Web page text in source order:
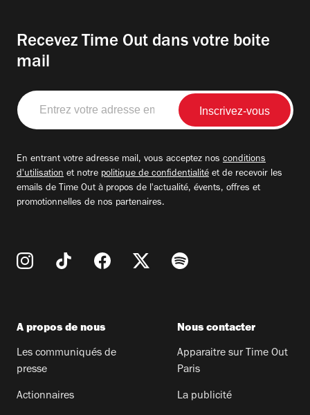
Recevez Time Out dans votre boite
mail
Entrez
votre
adresse
En entrant votre adresse mail, vous acceptez nos conditions
d'utilisation et notre politique de confidentialité et de recevoir les
emails de Time Out à propos de l'actualité, évents, offres et
promotionnelles de nos partenaires.
A propos de nous
Les communiqués de
presse
Actionnaires
Nous contacter
Apparaitre sur Time Out
Paris
La publicité